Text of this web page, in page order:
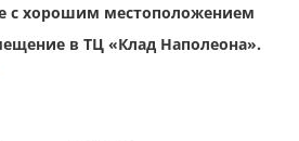
с хорошим местоположением
в ТЦ «Клад Наполеона».